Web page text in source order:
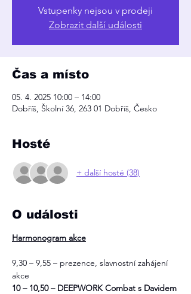
Vstupenky nejsou v prodeji
Zobrazit další události
Čas a místo
05. 4. 2025 10:00 – 14:00
Dobříš, Školní 36, 263 01 Dobříš, Česko
Hosté
+ další hosté (38)
O události
Harmonogram akce
9,30 – 9,55 – prezence, slavnostní zahájení
akce
10 – 10,50 – DEEPWORK Combat s Davidem